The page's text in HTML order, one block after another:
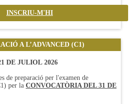
INSCRIU-M'HI
A L’ADVANCED (C1)
DE JULIOL 2026
de preparació per l'examen de
per la CONVOCATÒRIA DEL 31 DE